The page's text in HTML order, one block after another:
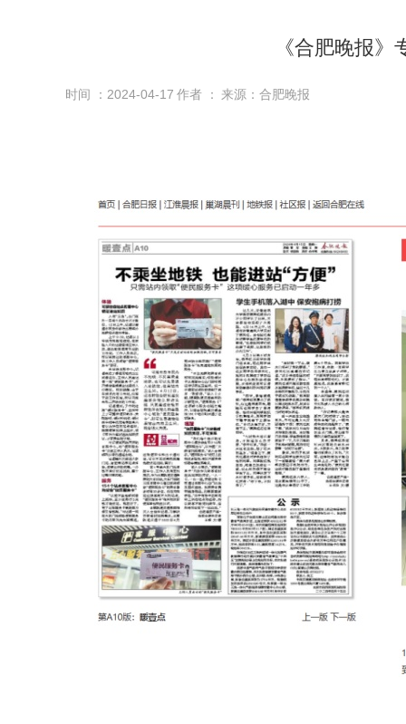
《合肥晚报
时间 ：2024-04-17 作者 ： 来源：合肥晚报